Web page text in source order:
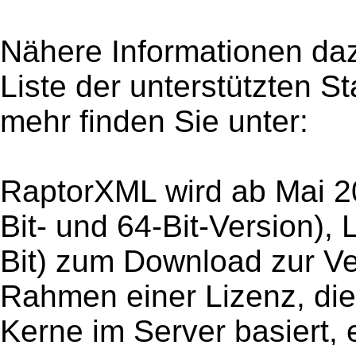
Nähere Informationen
Liste der unterstützten
mehr finden Sie unter:
RaptorXML wird ab Mai
Bit- und 64-Bit-Version),
Bit) zum Download zur
Rahmen einer Lizenz,
Kerne im Server basiert,